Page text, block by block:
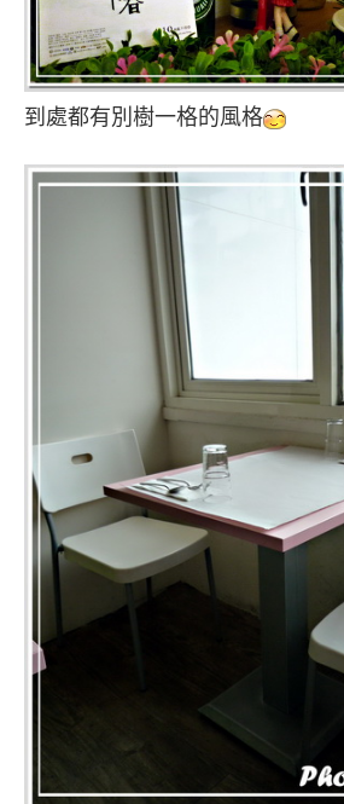
到處都有別樹一格的風格